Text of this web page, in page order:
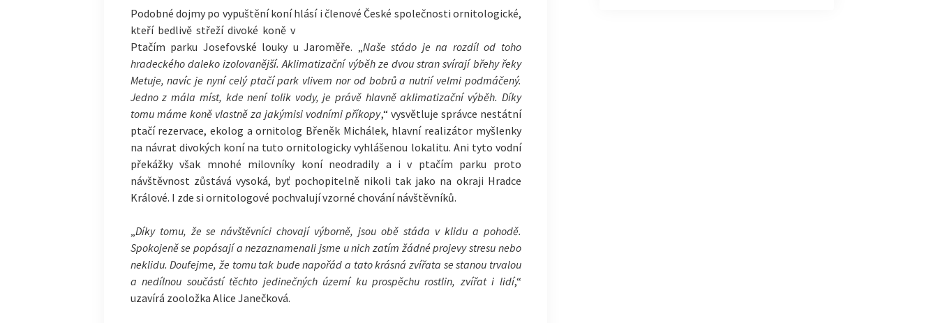
Podobné dojmy po vypuštění koní hlásí i členové České společnosti ornitologické,
kteří bedlivěstřeží divoké koně v
Ptačím parku Josefovské louky u Jaroměře. „ Naše stádo je na rozdíl od toho
hradeckého daleko izolovanější. Aklimatizační výběh ze dvou stran svírají břehy řeky
Metuje, navíc je nyní celý ptačí park vlivem nor od bobrů a nutrií velmi podmáčený.
Jedno z mála míst, kde není tolik vody, je právě hlavně aklimatizační výběh. Díky
tomu máme koně vlastně za jakýmisi vodními příkopy,“ vysvětluje správce nestátní
ptačí rezervace, ekolog a ornitolog Břeněk Michálek, hlavní realizátor myšlenky
na návrat divokých koní na tuto ornitologicky vyhlášenou lokalitu. Ani tyto vodní
překážky však mnohé milovníky koní neodradily a i v ptačím parku proto
návštěvnost zůstává vysoká, byť pochopitelně nikoli tak jako na okraji Hradce
Králové. I zde si ornitologové pochvalují vzorné chování návštěvníků.
Díky tomu, že se návštěvníci chovají výborně, jsou obě stáda v klidu a pohodě.
Spokojeně se popásají a nezaznamenali jsme u nich zatím žádné projevy stresu nebo
neklidu. Doufejme, že tomu tak bude napořád a tato krásná zvířata se stanou trvalou
a nedílnou součástí těchto jedinečných území ku prospěchu rostlin, zvířat i lidí,“
uzavírá zooložka Alice Janečková.